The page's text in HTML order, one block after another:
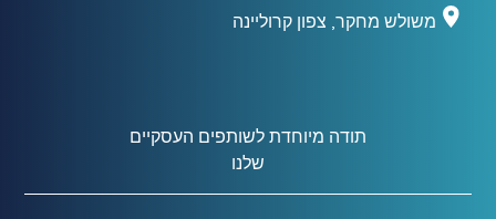
משולש מחקר, צפון קרוליינה
תודה מיוחדת לשותפים העסקיים
שלנו